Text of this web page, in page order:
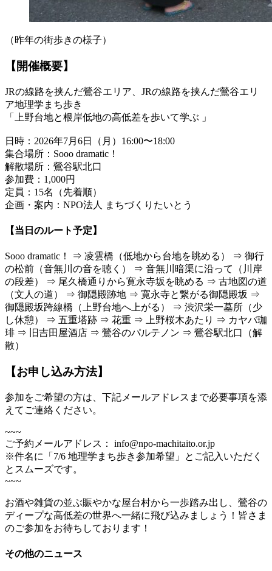
（昨年の街歩きの様子）
【開催概要】
JRの線路を挟んだ鶯谷エリア、JRの線路を挟んだ鶯谷エリ
ア地理学まち歩き
「上野台地と根岸低地の高低差を歩いて学ぶ 」
日時：2026年7月6日（月）16:00〜18:00
集合場所：Sooo dramatic！
解散場所：鶯谷駅北口
参加費：1,000円
定員：15名（先着順）
企画・案内：NPO法人 まちづくりたいとう
【当日のルート予定】
Sooo dramatic！ ⇒ 凌雲橋（低地から台地を眺める） ⇒ 御行
の松前（音無川の音を聴く） ⇒ 音無川暗渠に沿って（川岸
の段差） ⇒ 尾久橋通りから寛永寺坂を眺める ⇒ 古地図の道
（文人の道） ⇒ 御隠殿跡地 ⇒ 寛永寺と繋がる御隠殿坂 ⇒
御隠殿坂跨線橋（上野台地へ上がる） ⇒ 渋沢栄一墓所（少
し休憩） ⇒ 五重塔跡 ⇒ 花重 ⇒ 上野桜木あたり ⇒ カヤバ珈
琲 ⇒ 旧吉田屋酒店 ⇒ 鶯谷のパルテノン ⇒ 鶯谷駅北口（解
散）
【お申し込み方法】
参加をご希望の方は、下記メールアドレスまで必要事項を添
えてご連絡ください。
~~~
ご予約メールアドレス： info@npo-machitaito.or.jp
※件名に「7/6 地理学まち歩き参加希望」とご記入いただく
とスムーズです。
~~~
お酒や雑貨の並ぶ賑やかな屋台村から一歩踏み出し、鶯谷の
ディープな高低差の世界へ一緒に飛び込みましょう！皆さま
のご参加をお待ちしております！
その他のニュース